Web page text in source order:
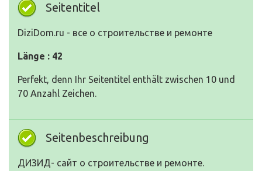
Seitentitel
DiziDom.ru - все о строительстве и ремонте
Länge : 42
Perfekt, denn Ihr Seitentitel enthält zwischen 10 und
70 Anzahl Zeichen.
Seitenbeschreibung
ДИЗИД- сайт о строительстве и ремонте.